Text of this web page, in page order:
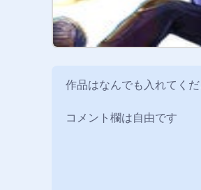
作品はなんでも入れてく
コメント欄は自由です